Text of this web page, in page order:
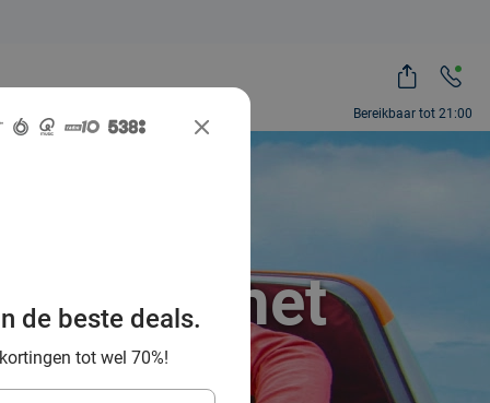
Bereikbaar tot 21:00
voor het
de beste deals.
tot wel 70%!